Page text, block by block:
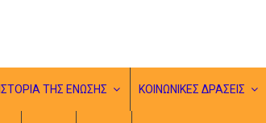
ΙΣΤΟΡΙΑ ΤΗΣ ΕΝΩΣΗΣ ΚΟΙΝΩΝΙΚΕΣ ΔΡΑΣΕΙΣ